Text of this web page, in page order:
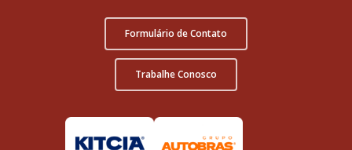
Formulário de Contato
Trabalhe Conosco